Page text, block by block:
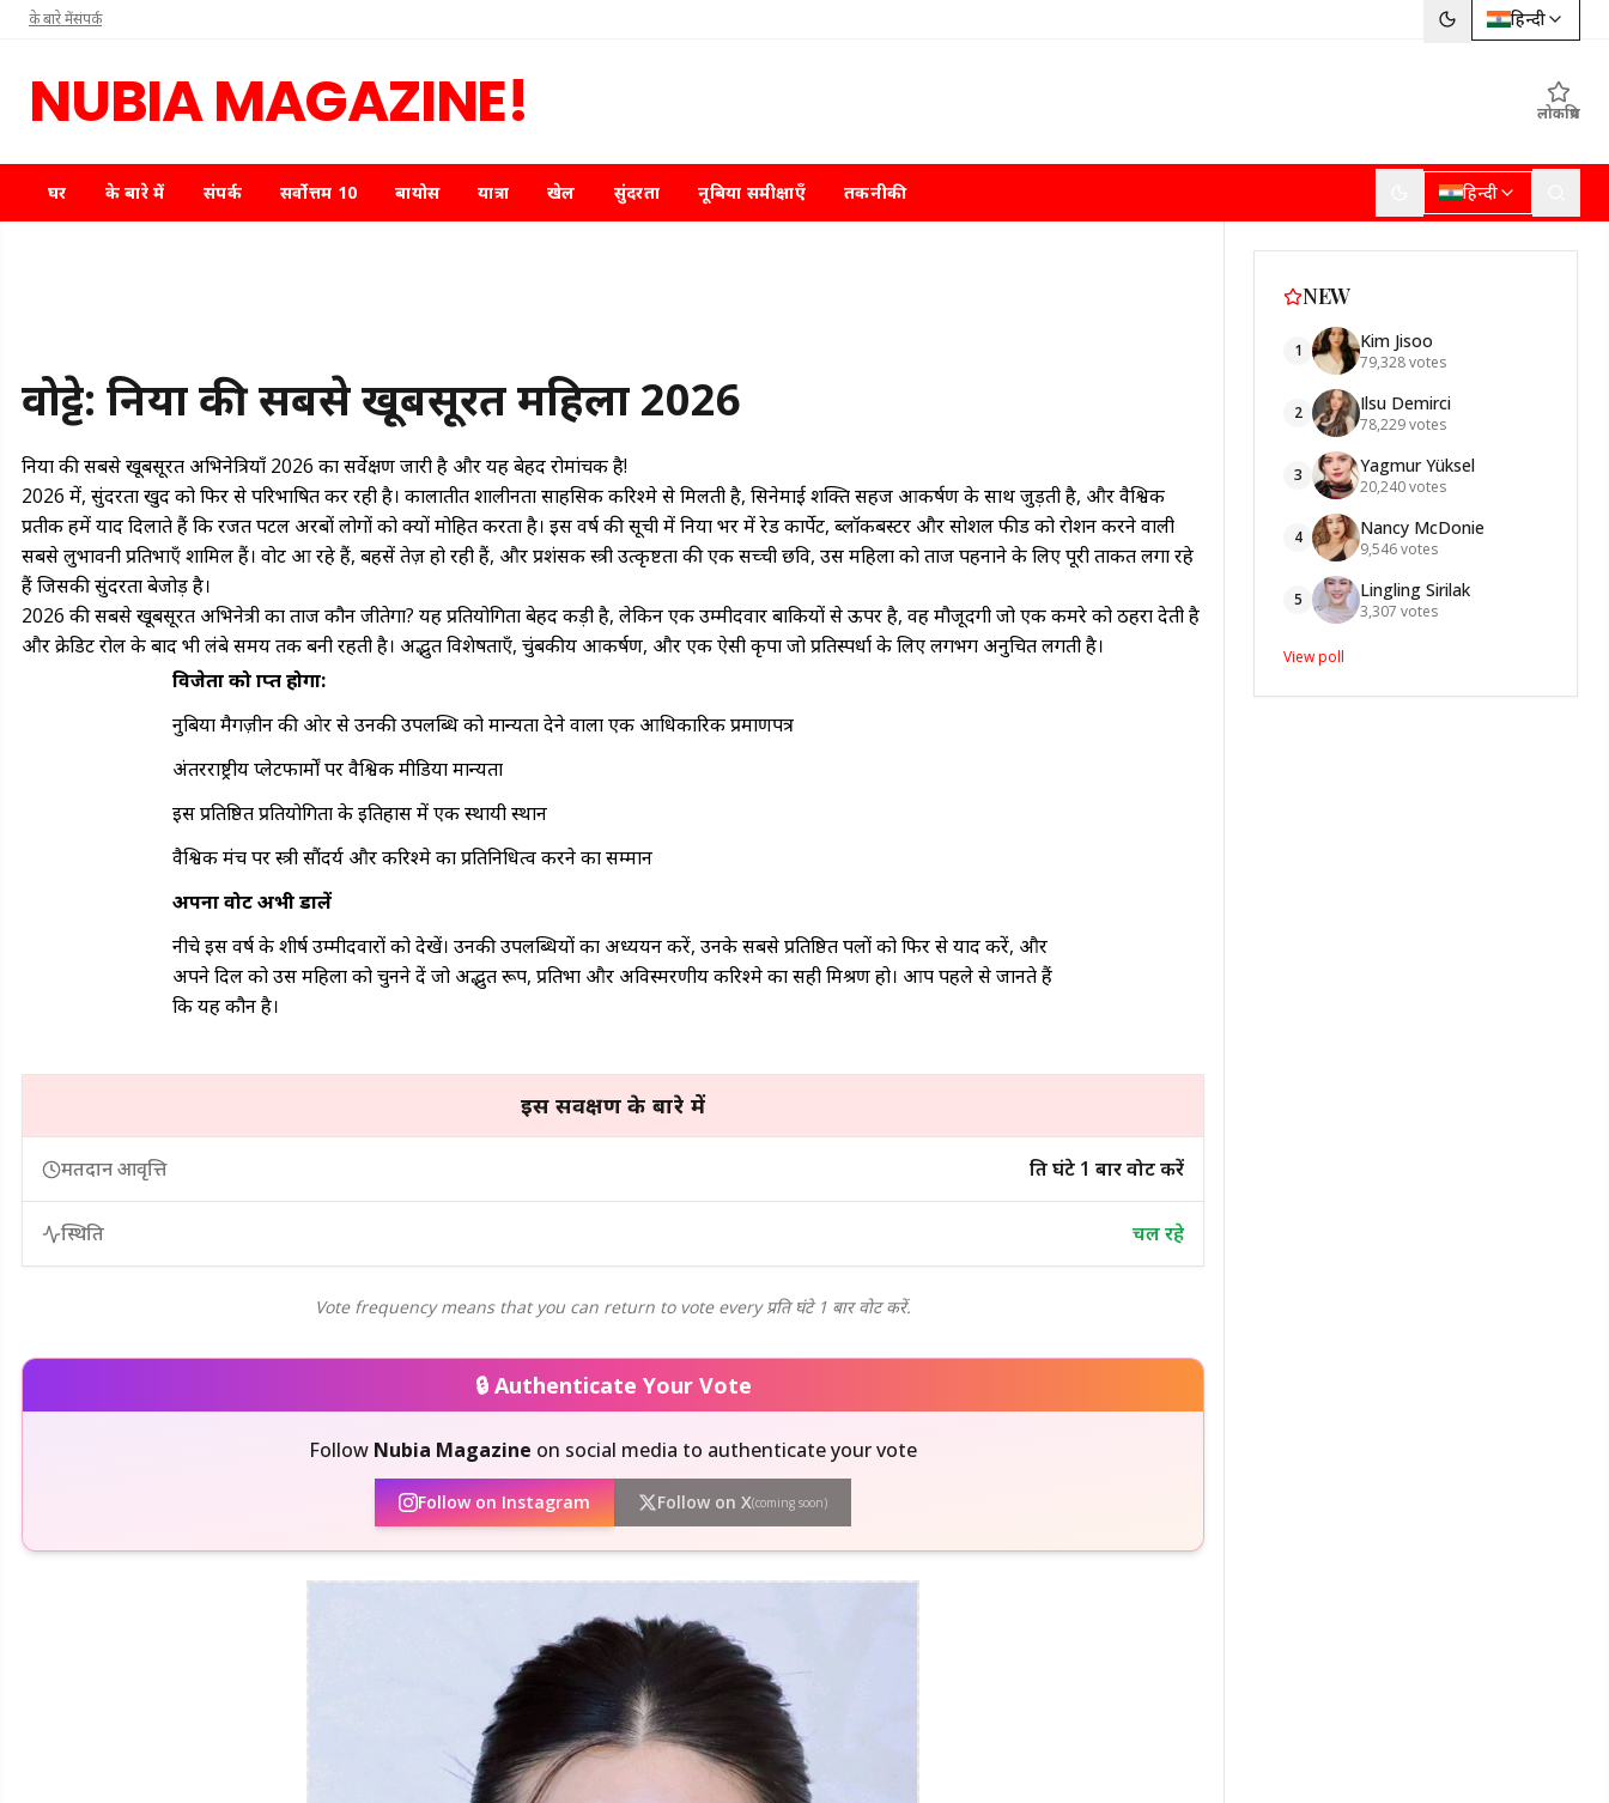
के बारे मेंसंपर्क हिन्दी
NUBIA MAGAZINE! लोकप्रिय
घर के बारे में संपर्क सर्वोत्तम 10 बायोस यात्रा खेल सुंदरता नूबिया समीक्षाएँ तकनीकी हिन्दी
वोट्टे: दुनिया की सबसे खूबसूरत महिला 2026
दुनिया की सबसे खूबसूरत अभिनेत्रियाँ 2026 का सर्वेक्षण जारी है और यह बेहद रोमांचक है!
2026 में, सुंदरता खुद को फिर से परिभाषित कर रही है। कालातीत शालीनता साहसिक करिश्मे से मिलती है, सिनेमाई शक्ति सहज आकर्षण के साथ जुड़ती है, और वैश्विक
प्रतीक हमें याद दिलाते हैं कि रजत पटल अरबों लोगों को क्यों मोहित करता है। इस वर्ष की सूची में दुनिया भर में रेड कार्पेट, ब्लॉकबस्टर और सोशल फीड को रोशन करने वाली
सबसे लुभावनी प्रतिभाएँ शामिल हैं। वोट आ रहे हैं, बहसें तेज़ हो रही हैं, और प्रशंसक स्त्री उत्कृष्टता की एक सच्ची छवि, उस महिला को ताज पहनाने के लिए पूरी ताकत लगा रहे
हैं जिसकी सुंदरता बेजोड़ है।
2026 की सबसे खूबसूरत अभिनेत्री का ताज कौन जीतेगा? यह प्रतियोगिता बेहद कड़ी है, लेकिन एक उम्मीदवार बाकियों से ऊपर है, वह मौजूदगी जो एक कमरे को ठहरा देती है
और क्रेडिट रोल के बाद भी लंबे समय तक बनी रहती है। अद्भुत विशेषताएँ, चुंबकीय आकर्षण, और एक ऐसी कृपा जो प्रतिस्पर्धा के लिए लगभग अनुचित लगती है।
विजेता को प्राप्त होगा:
नुबिया मैगज़ीन की ओर से उनकी उपलब्धि को मान्यता देने वाला एक आधिकारिक प्रमाणपत्र
अंतरराष्ट्रीय प्लेटफार्मों पर वैश्विक मीडिया मान्यता
इस प्रतिष्ठित प्रतियोगिता के इतिहास में एक स्थायी स्थान
वैश्विक मंच पर स्त्री सौंदर्य और करिश्मे का प्रतिनिधित्व करने का सम्मान
अपना वोट अभी डालें
नीचे इस वर्ष के शीर्ष उम्मीदवारों को देखें। उनकी उपलब्धियों का अध्ययन करें, उनके सबसे प्रतिष्ठित पलों को फिर से याद करें, और
अपने दिल को उस महिला को चुनने दें जो अद्भुत रूप, प्रतिभा और अविस्मरणीय करिश्मे का सही मिश्रण हो। आप पहले से जानते हैं
कि यह कौन है।
इस सर्वेक्षण के बारे में
मतदान आवृत्ति प्रति घंटे 1 बार वोट करें
स्थिति चल रहे
Vote frequency means that you can return to vote every प्रति घंटे 1 बार वोट करें.
🔒 Authenticate Your Vote
Follow Nubia Magazine on social media to authenticate your vote
Follow on Instagram Follow on X(coming soon)
NEW
1 Kim Jisoo
79,328votes
2 Ilsu Demirci
78,229votes
3 Yagmur Yüksel
20,240votes
4 Nancy McDonie
9,546votes
5 Lingling Sirilak
3,307 votes
View poll